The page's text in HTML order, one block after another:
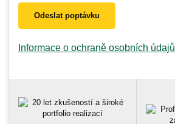
Odeslat poptávku
Informace o ochraně osobních údajů